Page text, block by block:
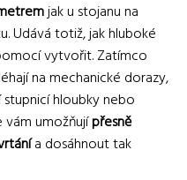
jak u stojanu na
Udává totiž, jak hluboké
vytvořit. Zatímco
na mechanické dorazy,
hloubky nebo
vám umožňujípřesně
a dosáhnout tak